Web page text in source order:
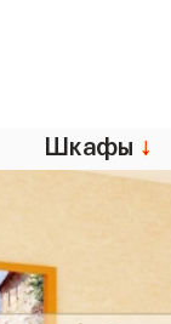
Шкафы ↓